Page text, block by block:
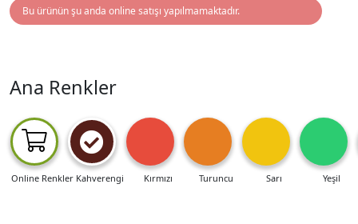
Bu ürünün şu anda online satışı yapılmamaktadır.
Ana Renkler
Online Renkler Kahverengi Kırmızı Turuncu Sarı Yeşil